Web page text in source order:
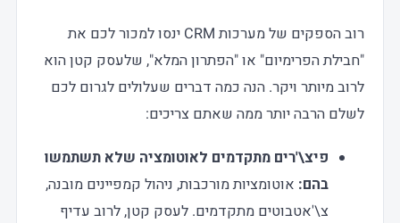
רוב הספקים של מערכות CRM ינסו למכור לכם את
"חבילת הפרימיום" או "הפתרון המלא", שלעסק קטן הוא
לרוב מיותר ויקר. הנה כמה דברים שעלולים לגרום לכם
לשלם הרבה יותר ממה שאתם צריכים:
פיצ\'רים מתקדמים לאוטומציה שלא תשתמשו
בהם: אוטומציות מורכבות, ניהול קמפיינים מובנה,
צ\'אטבוטים מתקדמים. לעסק קטן, לרוב עדיף